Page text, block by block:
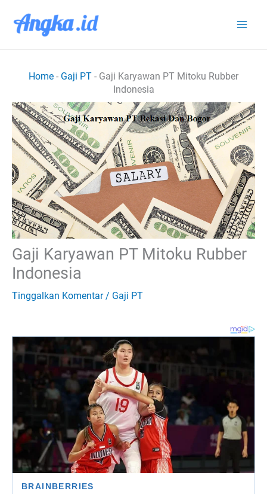
Home - Gaji PT - Gaji Karyawan PT Mitoku Rubber
Indonesia
Gaji Karyawan PT Mitoku Rubber
Indonesia
Tinggalkan Komentar / Gaji PT